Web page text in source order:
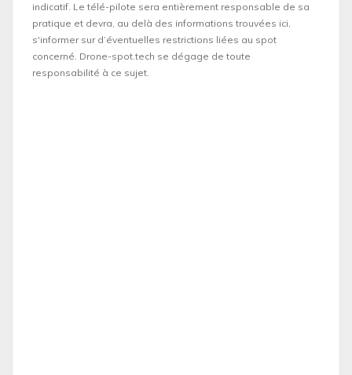
indicatif. Le télé-pilote sera entièrement responsable de sa
pratique et devra, au delà des informations trouvées ici,
s'informer sur d’éventuelles restrictions liées au spot
concerné. Drone-spot.tech se dégage de toute
responsabilité à ce sujet.